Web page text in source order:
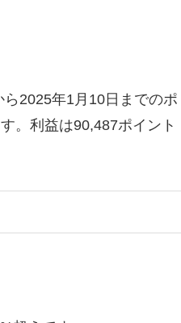
2025年1月10日までのポ
。利益は90,487ポイント